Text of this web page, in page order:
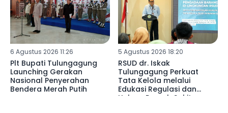
6 Agustus 2026 11:26
Plt Bupati Tulungagung
Launching Gerakan
Nasional Penyerahan
Bendera Merah Putih
5 Agustus 2026 18:20
RSUD dr. Iskak
Tulungagung Perkuat
Tata Kelola melalui
Edukasi Regulasi dan
Hukum Rumah Sakit